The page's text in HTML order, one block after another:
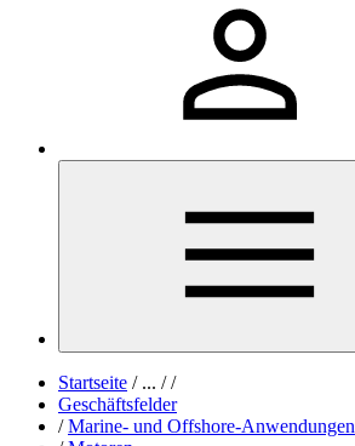
Startseite /... / /
Geschäftsfelder
/ Marine- und Offshore-Anwendungen